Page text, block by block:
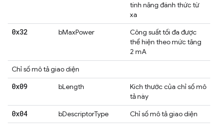
tính năng đánh thức từ
xa
0x32 bMaxPower
Công suất tối đa được
thể hiện theo mức tăng
2 mA
Chỉ số mô tả giao diện
0x09 bLength
Kích thước của chỉ số mô
tả này
0x04 bDescriptorType Chỉ số mô tả giao diện